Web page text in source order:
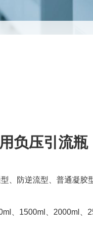
负压引流瓶
、防逆流型、普通凝胶
、1500ml、2000ml、